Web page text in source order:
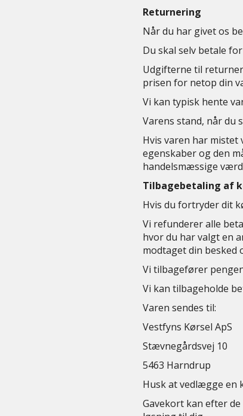
Returnering
Når du har givet os
Du skal selv betale
Udgifterne til
prisen for netop din
Vi kan typisk hente
Varens stand, når du
Hvis varen har mistet
egenskaber og den
handelsmæssige
Tilbagebetaling af
Hvis du fortryder dit
Vi refunderer alle
hvor du har valgt en
modtaget din besked
Vi tilbagefører
Vi kan tilbageholde
Varen sendes til:
Vestfyns Kørsel ApS
Stævnegårdsvej 10
5463 Harndrup
Husk at vedlægge en
Gavekort kan efter